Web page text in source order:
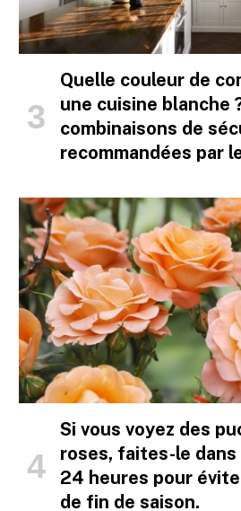
Quelle couleur de
une cuisine blanche
combinaisons de
recommandées par
Si vous voyez des
roses, faites-le dans
24 heures pour
de fin de saison.